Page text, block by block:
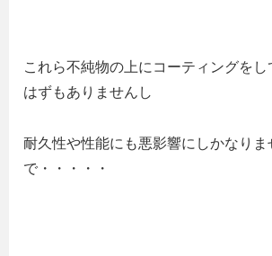
これら不純物の上にコーティングを
はずもありませんし
耐久性や性能にも悪影響にしかなりま
で・・・・・